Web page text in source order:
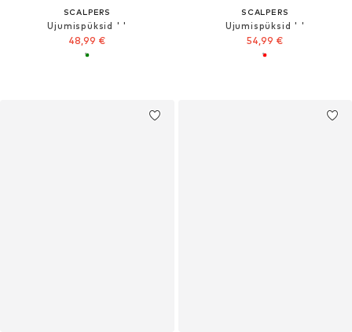
SCALPERS
Ujumispüksid ' '
48,99 €
SCALPERS
Ujumispüksid ' '
54,99 €